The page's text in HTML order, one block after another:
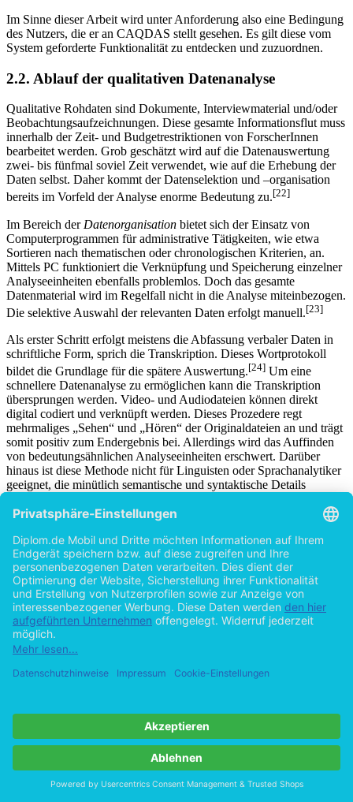
Im Sinne dieser Arbeit wird unter Anforderung also eine Bedingung
des Nutzers, die er an CAQDAS stellt gesehen. Es gilt diese vom
2.2. Ablauf der qualitativen Datenanalyse
Qualitative Rohdaten sind Dokumente, Interviewmaterial und/oder
Beobachtungsaufzeichnungen. Diese gesamte Informationsflut muss
innerhalb der Zeit- und Budgetrestriktionen von ForscherInnen
bearbeitet werden. Grob geschätzt wird auf die Datenauswertung
zwei- bis fünfmal soviel Zeit verwendet, wie auf die Erhebung der
Daten selbst. Daher kommt der Datenselektion und –organisation
Im Bereich derDatenorganisationbietet sich der Einsatz von
Computerprogrammen für administrative Tätigkeiten, wie etwa
Sortieren nach thematischen oder chronologischen Kriterien, an.
Mittels PC funktioniert die Verknüpfung und Speicherung einzelner
Analyseeinheiten ebenfalls problemlos. Doch das gesamte
Datenmaterial wird im Regelfall nicht in die Analyse miteinbezogen.
Als erster Schritt erfolgt meistens die Abfassung verbaler Daten in
schriftliche Form, sprich die Transkription. Dieses Wortprotokoll
bildet die Grundlage für die spätere Auswertung.[24]Um eine
schnellere Datenanalyse zu ermöglichen kann die Transkription
übersprungen werden. Video- und Audiodateien können direkt
digital codiert und verknüpft werden. Dieses Prozedere regt
mehrmaliges „Sehen“ und „Hören“ der Originaldateien an und trägt
somit positiv zum Endergebnis bei. Allerdings wird das Auffinden
von bedeutungsähnlichen Analyseeinheiten erschwert. Darüber
hinaus ist diese Methode nicht für Linguisten oder Sprachanalytiker
festhalten sollten.[25]Anschließend wird das Datenmaterial in
ermittelt, die im weiteren Zuge codiert und kategorisiert werden.
Abbildung 2-1: Ablauf Datenanalyseprozess
Quelle: in Anlehnung an Miles/Huberman (2004): S. 92
Bereits angewandte Methoden der Einheitsfestlegung sind -
Einteilung in:
1. Wörter
2. Wortbedeutungen
6. Gesamttext (zB Schlagzeilen)
Die Entscheidung welcher der oben genannten Methoden
angewandt wird, kann nur persönlich getroffen werden.
Ausschlaggebend dabei ist die Relevanz der Analyseeinheit in